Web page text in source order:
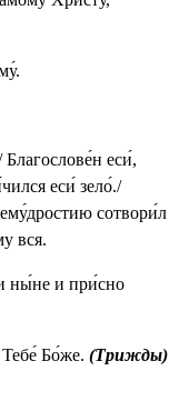
еси́,
еси́ зело́./
сотвори́л
вся.
ны́не и при́сно
Бо́же. (Трижды)